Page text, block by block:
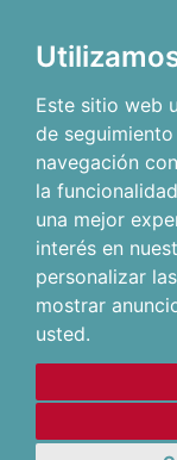
Este sitio web
de
navegación
la
una mejor
interés en
personalizar
mostrar
usted.